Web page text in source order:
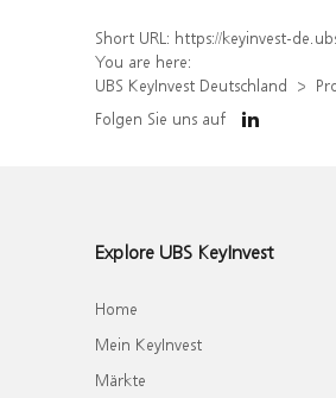
Short URL: https://keyinvest-de.ubs.com/produkt/detail/
You are here:
UBS KeyInvest Deutschland
Folgen Sie uns auf
Explore UBS KeyInvest
Home
Mein KeyInvest
Märkte